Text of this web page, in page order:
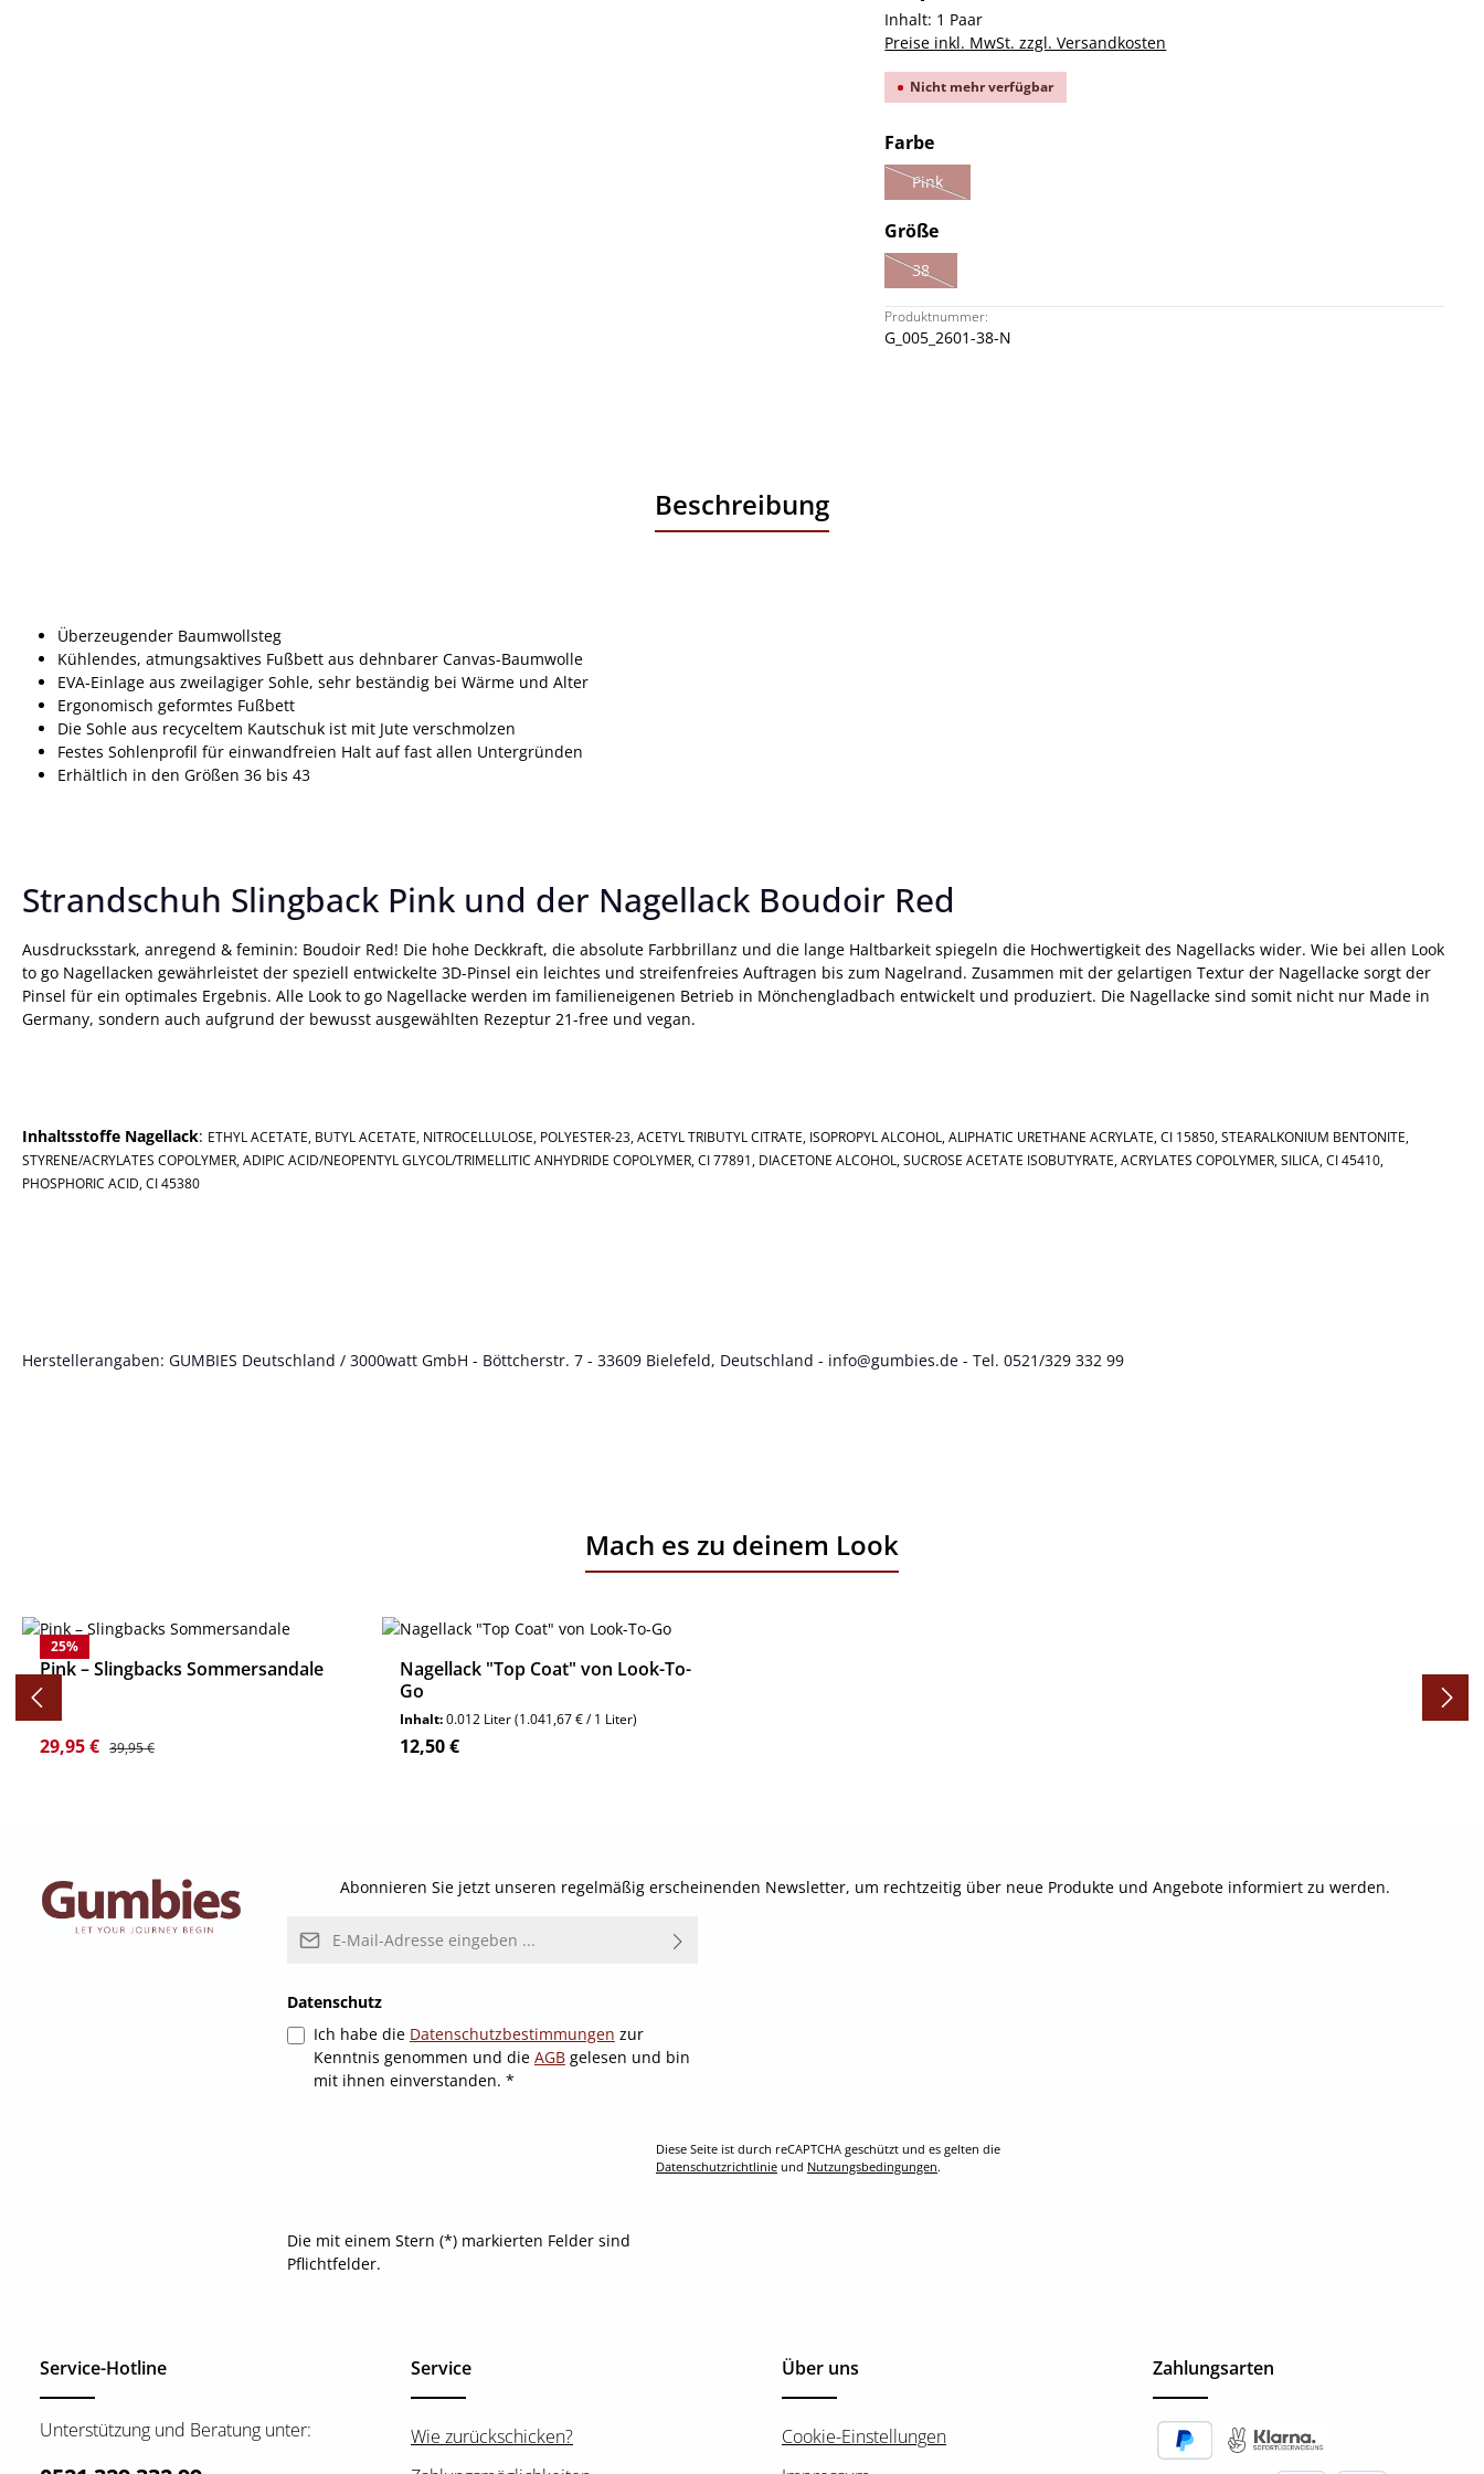
Inhalt: 1 Paar
Preise inkl. MwSt. zzgl. Versandkosten
Nicht mehr verfügbar
Farbeauswählen
Pink
(Diese Option ist zurzeit nicht verfügbar.)
Größeauswählen
38
(Diese Option ist zurzeit nicht verfügbar.)
Produktnummer:
G_005_2601-38-N
Beschreibung
Überzeugender Baumwollsteg
Kühlendes, atmungsaktives Fußbett aus dehnbarer Canvas-Baumwolle
EVA-Einlage aus zweilagiger Sohle, sehr beständig bei Wärme und Alter
Ergonomisch geformtes Fußbett
Die Sohle aus recyceltem Kautschuk ist mit Jute verschmolzen
Festes Sohlenprofil für einwandfreien Halt auf fast allen Untergründen
Erhältlich in den Größen 36 bis 43
Strandschuh Slingback Pink und der Nagellack Boudoir Red
Ausdrucksstark, anregend & feminin: Boudoir Red! Die hohe Deckkraft, die absolute Farbbrillanz und die lange Haltbarkeit spiegeln die Hochwertigkeit des Nagellacks wider. Wie bei allen Look
to go Nagellacken gewährleistet der speziell entwickelte 3D-Pinsel ein leichtes und streifenfreies Auftragen bis zum Nagelrand. Zusammen mit der gelartigen Textur der Nagellacke sorgt der
Pinsel für ein optimales Ergebnis. Alle Look to go Nagellacke werden im familieneigenen Betrieb in Mönchengladbach entwickelt und produziert. Die Nagellacke sind somit nicht nur Made in
Germany, sondern auch aufgrund der bewusst ausgewählten Rezeptur 21-free und vegan.
Inhaltsstoffe Nagellack: ETHYL ACETATE, BUTYL ACETATE, NITROCELLULOSE, POLYESTER-23, ACETYL TRIBUTYL CITRATE, ISOPROPYL ALCOHOL, ALIPHATIC URETHANE ACRYLATE, CI 15850, STEARALKONIUM BENTONITE,
STYRENE/ACRYLATES COPOLYMER, ADIPIC ACID/NEOPENTYL GLYCOL/TRIMELLITIC ANHYDRIDE COPOLYMER, CI 77891, DIACETONE ALCOHOL, SUCROSE ACETATE ISOBUTYRATE, ACRYLATES COPOLYMER, SILICA, CI 45410,
PHOSPHORIC ACID, CI 45380
Herstellerangaben: GUMBIES Deutschland / 3000watt GmbH - Böttcherstr. 7 - 33609 Bielefeld, Deutschland - info@gumbies.de - Tel. 0521/329 332 99
Mach es zu deinem Look
Produktgalerie überspringen
25%
Pink – Slingbacks Sommersandale
Verkaufspreis:
29,95 € Regulärer Preis:
39,95 €
Nagellack "Top Coat" von Look-To-
Go
Inhalt:0.012 Liter(1.041,67 € / 1 Liter)
Regulärer Preis:
12,50 €
Abonnieren Sie jetzt unseren regelmäßig erscheinenden Newsletter, um rechtzeitig über neue Produkte und Angebote informiert zu werden.
E-Mail-Adresse*
Datenschutz
Ich habe die Datenschutzbestimmungen zur
Kenntnis genommen und die AGBgelesen und bin
mit ihnen einverstanden. *
Diese Seite ist durch reCAPTCHA geschützt und es gelten die
Datenschutzrichtlinieund Nutzungsbedingungen.
Die mit einem Stern (*) markierten Felder sind
Pflichtfelder.
Service-Hotline
Unterstützung und Beratung unter:
Service
Wie zurückschicken?
Über uns
Cookie-Einstellungen
Zahlungsarten